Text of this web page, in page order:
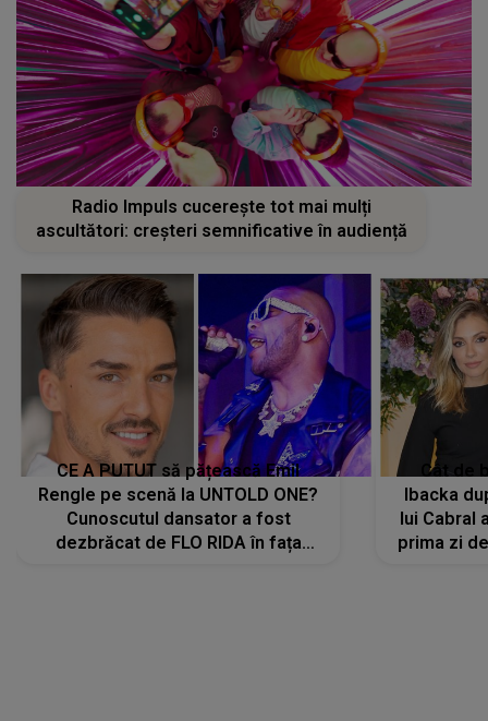
Radio Impuls cucerește tot mai mulți
ascultători: creșteri semnificative în audiență
CE A PUTUT să pățească Emil
Rengle pe scenă la UNTOLD ONE?
Cunoscutul dansator a fost
dezbrăcat de FLO RIDA în fața
Cât de
Ibacka
lui Cabral
prima zi